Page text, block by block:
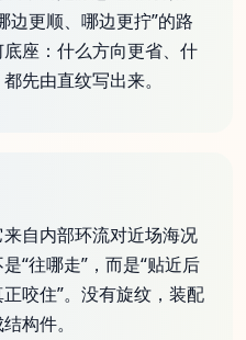
边更顺、哪边更拧”的路
座：什么方向更省、什
先由直纹写出来。
自内部环流对近场海况
“往哪走”，而是“贴近后
咬住”。没有旋纹，装配
构件。